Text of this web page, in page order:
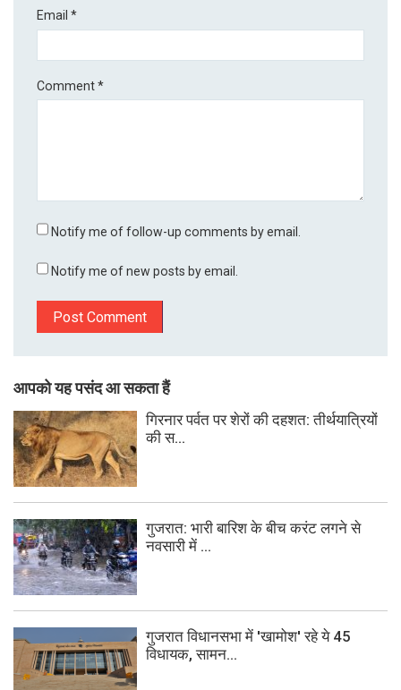
Email*
Comment*
Notify me of follow-up comments by email.
Notify me of new posts by email.
आपको यह पसंद आ सकता हैं
गिरनार पर्वत पर शेरों की दहशत: तीर्थयात्रियों
की स...
गुजरात: भारी बारिश के बीच करंट लगने से
नवसारी में ...
गुजरात विधानसभा में 'खामोश' रहे ये 45
विधायक, सामन...